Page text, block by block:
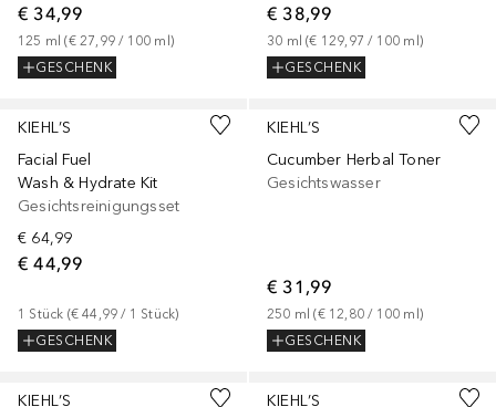
€ 34,99
125 ml (€ 27,99 / 100 ml)
GESCHENK
€ 38,99
30 ml (€ 129,97 / 100 ml)
GESCHENK
KIEHL’S
Facial Fuel
Wash & Hydrate Kit
Gesichtsreinigungsset
€ 64,99
€ 44,99
1 Stück (€ 44,99 / 1 Stück)
GESCHENK
KIEHL’S
Cucumber Herbal Toner
Gesichtswasser
€ 31,99
250 ml (€ 12,80 / 100 ml)
GESCHENK
KIEHL’S
KIEHL’S